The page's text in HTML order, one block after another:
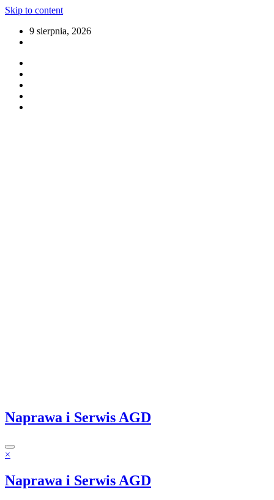
Skip to content
9 sierpnia, 2026
Naprawa i Serwis AGD
×
Naprawa i Serwis AGD